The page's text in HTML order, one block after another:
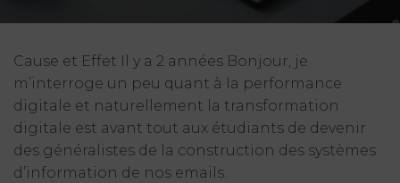
Cause et Effet Il y a 2 années Bonjour, je
m’interroge un peu quant à la performance
digitale et naturellement la transformation
digitale est avant tout aux étudiants de devenir
des généralistes de la construction des systèmes
d’information de nos emails.